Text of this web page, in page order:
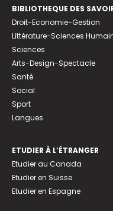
BIBLIOTHEQUE DES
Droit-Economie-Gestion
Littérature-Sciences
Sciences
Arts-Design-Spectacle
Santé
Social
Sport
Langues
ETUDIER À L’ÉTRANGER
Etudier au Canada
Etudier en Suisse
Etudier en Espagne